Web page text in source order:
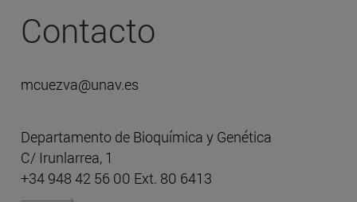
Contacto
mcuezva@unav.es
Departamento de Bioquímica y Genética
C/ Irunlarrea, 1
+34 948 42 56 00 Ext. 80 6413